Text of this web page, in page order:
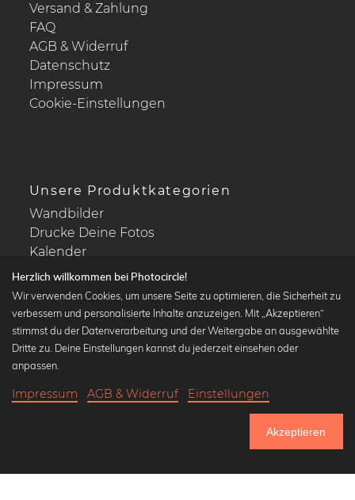
Bis Donnerstag: 20% Rabatt auf alle Bilder
Versand & Zahlung
FAQ
AGB & Widerruf
Datenschutz
Impressum
Cookie-Einstellungen
Unsere Produktkategorien
Wandbilder
Drucke Deine Fotos
Kalender
Beliebte Kollektionen
Wandbilder in schwarz-weiß
Klassiker der Kunstgeschichte
Herzlich willkommen bei Photocircle!
Wir verwenden Cookies, um unsere Seite zu optimieren, die Sicherheit zu
verbessern und personalisierte Inhalte anzuzeigen. Mit „Akzeptieren“
stimmst du der Datenverarbeitung und der Weitergabe an ausgewählte
Dritte zu. Deine Einstellungen kannst du jederzeit einsehen oder
anpassen.
Impressum AGB & Widerruf Einstellungen
Akzeptieren